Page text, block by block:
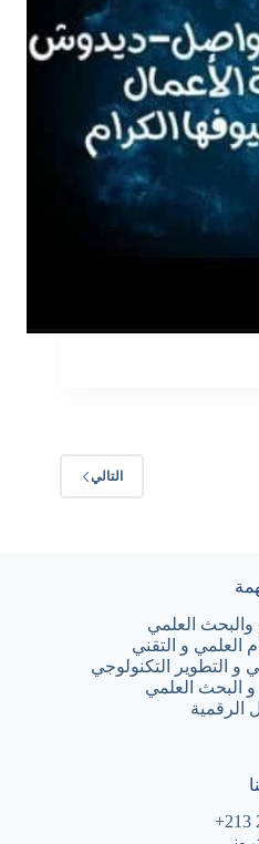
التالي
والبحث العلمي
العلمي و التقني
و التطوير التكنولوجي
و البحث العلمي
الرقمية